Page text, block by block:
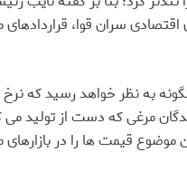
سران قوا،
به نظر خواهد رسید که
مرغی که دست از تولید
قیمت ها را در بازارهای